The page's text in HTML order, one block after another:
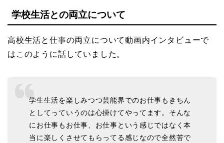
学校生活との両立について
高校生活と仕事の両立について動画内インタビューで
はこのように話していました。
学生生活を楽しみつつ芸能界でのお仕事もきちん
としてっていうのは心掛けてやってます。そんな
にお仕事もお仕事、お仕事という感じではなく本
当に楽しくさせてもらってる感じなので全然苦で